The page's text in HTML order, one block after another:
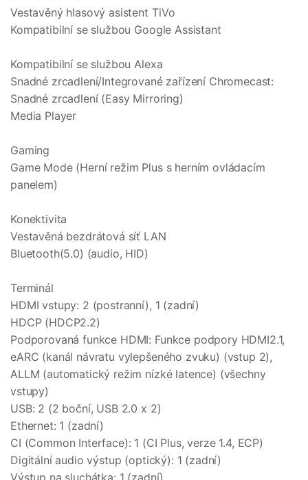
Vestavěný hlasový asistent TiVo
Kompatibilní se službou Google Assistant
Kompatibilní se službou Alexa
Snadné zrcadlení/Integrované zařízení Chromecast:
Snadné zrcadlení (Easy Mirroring)
Media Player
Gaming
Game Mode (Herní režim Plus s herním ovládacím
panelem)
Konektivita
Vestavěná bezdrátová síť LAN
Bluetooth(5.0) (audio, HID)
Terminál
HDMI vstupy: 2 (postranní), 1 (zadní)
HDCP (HDCP2.2)
Podporovaná funkce HDMI: Funkce podpory HDMI2.1,
eARC (kanál návratu vylepšeného zvuku) (vstup 2),
ALLM (automatický režim nízké latence) (všechny
vstupy)
USB: 2 (2 boční, USB 2.0 x 2)
Ethernet: 1 (zadní)
CI (Common Interface): 1 (CI Plus, verze 1.4, ECP)
Digitální audio výstup (optický): 1 (zadní)